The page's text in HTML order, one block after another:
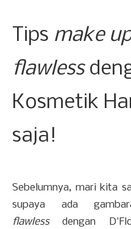
Tips make
flawless
Kosmetik
saja!
Sebelumnya, mari kita
supaya ada
flawlessdengan